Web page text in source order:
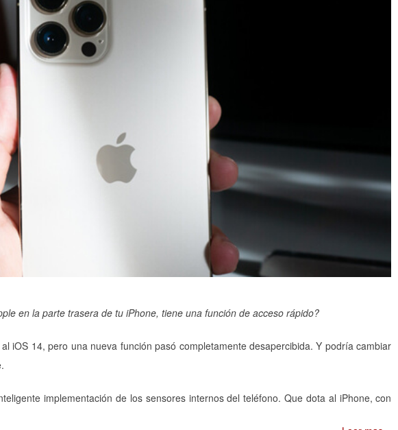
en la parte trasera de tu iPhone, tiene una función de acceso rápido?
iOS 14, pero una nueva función pasó completamente desapercibida. Y podría cambiar
implementación de los sensores internos del teléfono. Que dota al iPhone, con